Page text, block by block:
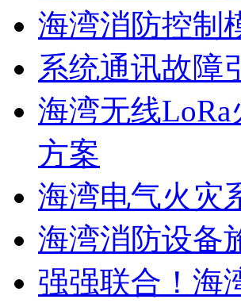
海湾消防控制
系统通讯故障
海湾无线
方案
海湾电气火灾
海湾消防设备
强强联合！海